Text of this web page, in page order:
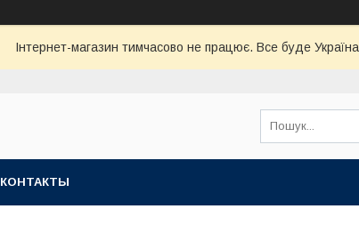
Інтернет-магазин тимчасово не працює. Все буде
КОНТАКТЫ